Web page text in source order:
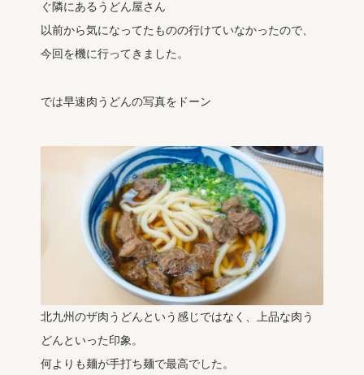
ぐ隣にあるうどん屋さん
以前から気になってたものの行けていなかったので、
今回を機に行ってきました。
では早速肉うどんの写真をドーン
北九州のザ肉うどんという感じではなく、上品な肉う
どんといった印象。
何よりも麺が手打ち麺で最高でした。